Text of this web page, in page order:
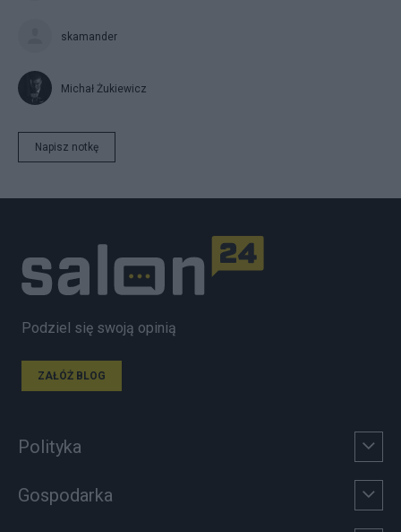
skamander
Michał Żukiewicz
Napisz notkę
Podziel się swoją opinią
ZAŁÓŻ BLOG
Polityka
Gospodarka